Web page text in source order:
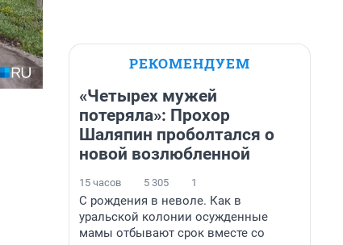
РЕКОМЕНДУЕМ
«Четырех мужей
потеряла»: Прохор
Шаляпин проболтался о
новой возлюбленной
15 часов 5 305 1
С рождения в неволе. Как в
уральской колонии осужденные
мамы отбывают срок вместе со